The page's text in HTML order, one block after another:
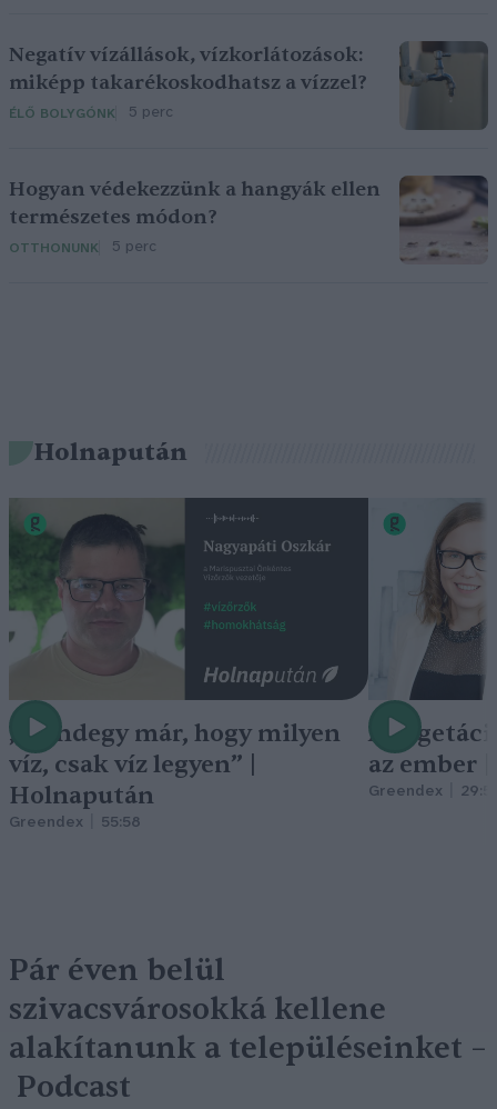
Negatív vízállások, vízkorlátozások:
miképp takarékoskodhatsz a vízzel?
ÉLŐ BOLYGÓNK 5 perc
Hogyan védekezzünk a hangyák ellen
természetes módon?
OTTHONUNK 5 perc
Holnapután
„Mindegy már, hogy milyen
víz, csak víz legyen” |
Holnapután
Greendex 55:58
A
az ember
Greendex
Pár éven belül
szivacsvárosokká kellene
alakítanunk a településeinket –
Podcast